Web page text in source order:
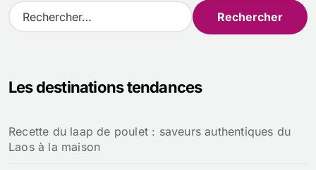
R
e
r
e
r
Les destinations tendances
Recette du laap de poulet : saveurs authentiques du
Laos à la maison